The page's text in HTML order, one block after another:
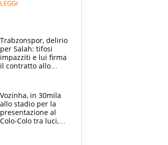
LEGGI
Trabzonspor, delirio
per Salah: tifosi
impazziti e lui firma
il contratto allo
Vozinha, in 30mila
allo stadio per la
presentazione al
Colo-Colo tra luci,